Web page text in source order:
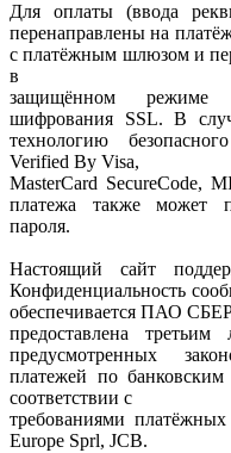
Для оплаты (ввода
перенаправлены на
с платёжным шлюзом и
в
защищённом режиме
шифрования SSL. В
технологию
Verified By Visa,
MasterCard SecureCode,
платежа также может
пароля.
Настоящий сайт
Конфиденциальность
обеспечивается ПАО
предоставлена
предусмотренных
платежей по банковским
соответствии с
требованиями
Europe Sprl, JCB.